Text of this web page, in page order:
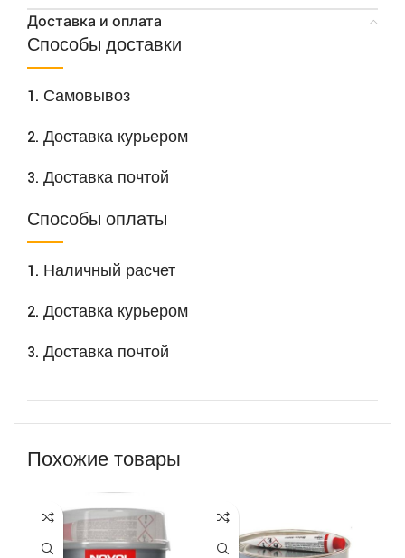
Доставка и оплата
Способы доставки
1. Самовывоз
2. Доставка курьером
3. Доставка почтой
Способы оплаты
1. Наличный расчет
2. Доставка курьером
3. Доставка почтой
Похожие товары